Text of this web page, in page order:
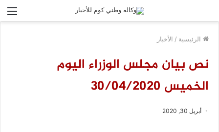
الرئيسية / الأخبار
نص بيان مجلس الوزراء اليوم
الخميس 30/04/2020
أبريل 30, 2020